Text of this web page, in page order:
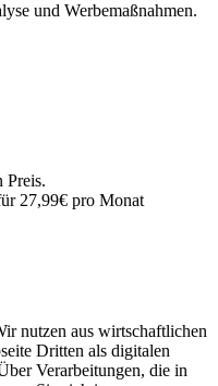
und Werbemaßnahmen.
Preis.
27,99€ pro Monat
nutzen aus wirtschaftlichen
Dritten als digitalen
Verarbeitungen, die in